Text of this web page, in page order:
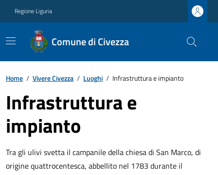
Regione Liguria
Comune di Civezza
Home / Vivere Civezza / Luoghi / Infrastruttura e impianto
Infrastruttura e
impianto
Tra gli ulivi svetta il campanile della chiesa di San Marco, di
origine quattrocentesca, abbellito nel 1783 durante il